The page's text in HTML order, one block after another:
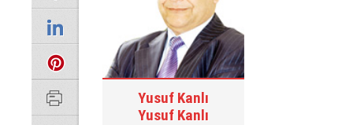
Yusuf Kanlı
Yusuf Kanlı